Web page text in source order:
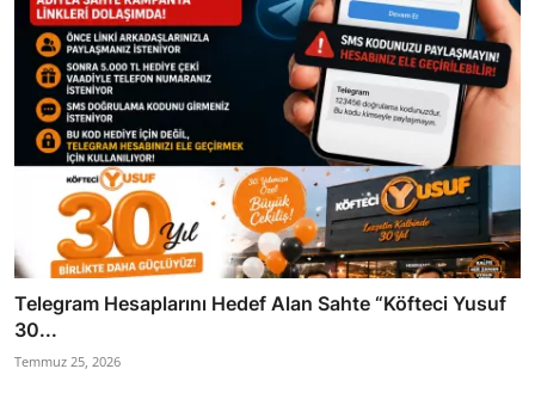
Telegram Hesaplarını Hedef Alan Sahte “Köfteci Yusuf
30...
Temmuz 25, 2026